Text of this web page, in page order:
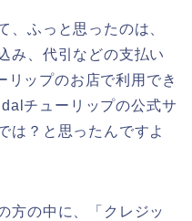
、ふっと思ったのは、
み、代引などの支払い
ップのお店で利用でき
チューリップの公式サ
は？と思ったんですよ
方の中に、「クレジッ